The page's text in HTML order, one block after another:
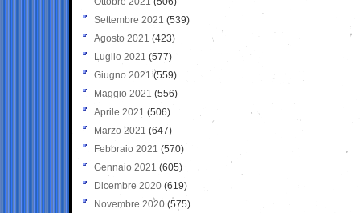
Settembre 2021 (539)
Agosto 2021 (423)
Luglio 2021 (577)
Giugno 2021(559)
Maggio 2021 (556)
Aprile 2021 (506)
Marzo 2021 (647)
Febbraio 2021 (570)
Gennaio 2021 (605)
Dicembre 2020 (619)
Novembre 2020 (575)